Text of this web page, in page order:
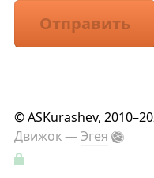
Отправить
©ASKurashev,
Движок —Эгея